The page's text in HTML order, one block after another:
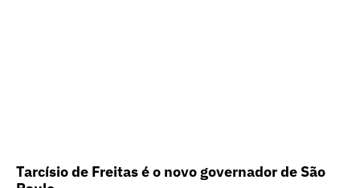
Tarcísio de Freitas é o novo governador de São